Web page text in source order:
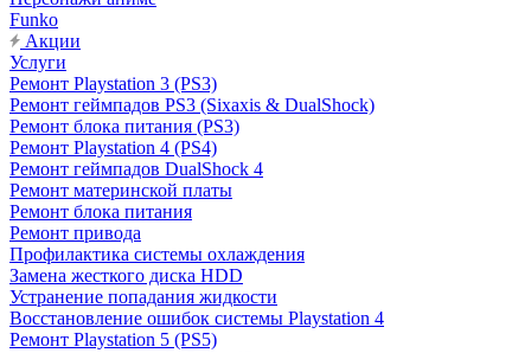
Funko
Акции
Услуги
Ремонт Playstation 3 (PS3)
Ремонт геймпадов PS3 (Sixaxis & DualShock)
Ремонт блока питания (PS3)
Ремонт Playstation 4 (PS4)
Ремонт геймпадов DualShock 4
Ремонт материнской платы
Ремонт блока питания
Ремонт привода
Профилактика системы охлаждения
Замена жесткого диска HDD
Устранение попадания жидкости
Восстановление ошибок системы Playstation 4
Ремонт Playstation 5 (PS5)